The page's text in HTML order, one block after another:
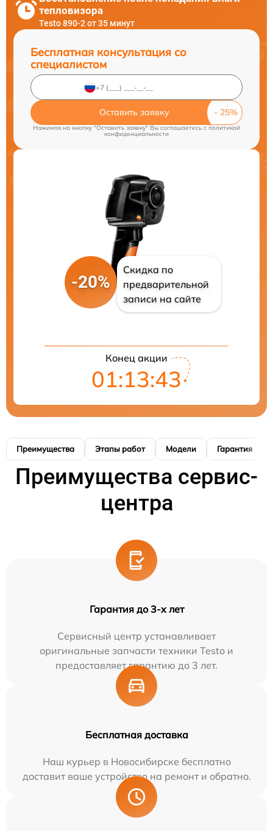
тепловизора
Testo 890-2 от 35 минут
Бесплатная консультация со
специалистом
Оставить заявку
Нажимая на кнопку "Оставить заявку" Вы соглашаетесь cполитикой
конфиденциальности
-20%
Скидка по
предварительной
записи на сайте
Конец акции
01:13:42
Преимущества Этапы работ Модели Гарантия
Преимущества сервис-
центра
Гарантия до 3-х лет
Сервисный центр устанавливает
оригинальные запчасти техники Testo и
предоставляет гарантию до 3 лет.
Бесплатная доставка
Наш курьер в Новосибирске бесплатно
доставит ваше устройство на ремонт и обратно.